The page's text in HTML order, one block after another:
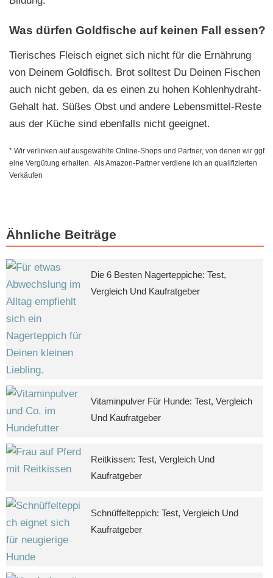
Was dürfen Goldfische auf keinen Fall essen?
Tierisches Fleisch eignet sich nicht für die Ernährung
von Deinem Goldfisch. Brot solltest Du Deinen Fischen
auch nicht geben, da es einen zu hohen Kohlenhydraht-
Gehalt hat. Süßes Obst und andere Lebensmittel-Reste
aus der Küche sind ebenfalls nicht geeignet.
* Wir verlinken auf ausgewählte Online-Shops und Partner, von denen wir ggf.
eine Vergütung erhalten. Als Amazon-Partner verdiene ich an qualifizierten
Verkäufen
Ähnliche Beiträge
Die 6 Besten Nagerteppiche: Test,
Vergleich Und Kaufratgeber
Vitaminpulver Für Hunde: Test, Vergleich
Und Kaufratgeber
Reitkissen: Test, Vergleich Und
Kaufratgeber
Schnüffelteppich: Test, Vergleich Und
Kaufratgeber